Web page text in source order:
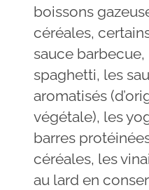
boissons
céréales,
sauce barbecue,
spaghetti, les
aromatisés
végétale), les
barres
céréales, les
au lard en